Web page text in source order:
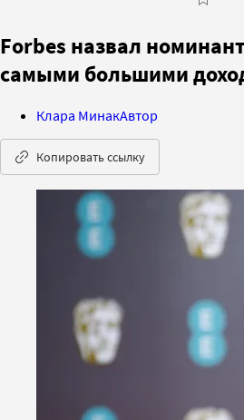
Forbes назвал
самыми большими
Клара МинакАвтор
Копировать ссылку